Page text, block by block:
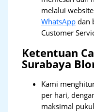
melalui
WhatsApp dan
Customer
Ketentuan
Surabaya
Kami
per hari,
maksimal